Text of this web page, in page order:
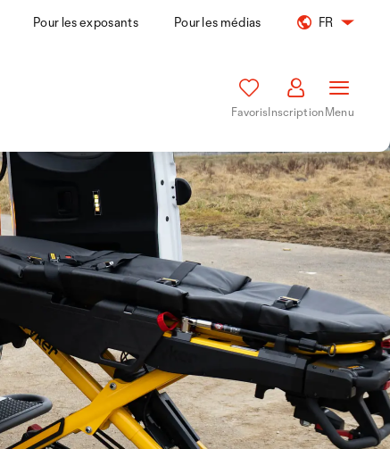
Pour les exposants Pour les médias FR
FavorisInscriptionMenu